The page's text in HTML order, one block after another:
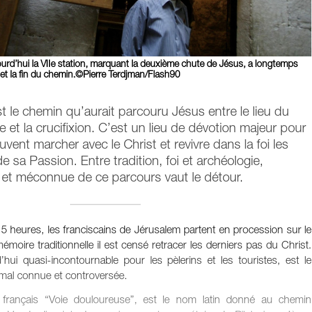
la VIIe station, marquant la deuxième chute de Jésus, a longtemps
la fin du chemin.©Pierre Terdjman/Flash90
le chemin qu’aurait parcouru Jésus entre le lieu du
et la crucifixion. C’est un lieu de dévotion majeur pour
marcher avec le Christ et revivre dans la foi les
sa Passion. Entre tradition, foi et archéologie,
et méconnue de ce parcours vaut le détour.
heures, les franciscains de Jérusalem partent en procession sur le
traditionnelle il est censé retracer les derniers pas du Christ.
quasi-incontournable pour les pèlerins et les touristes, est le
connue et controversée.
“Voie douloureuse”, est le nom latin donné au chemin